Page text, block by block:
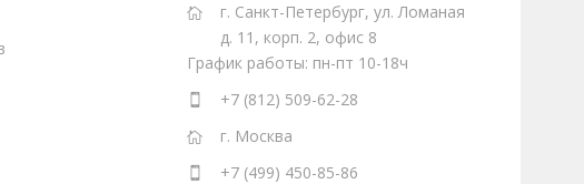
г. Санкт-Петербург, ул. Ломаная
д. 11, корп. 2, офис 8
График работы: пн-пт 10-18ч
+7 (812) 509-62-28
г. Москва
+7 (499) 450-85-86